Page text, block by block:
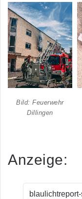
Bild: Feuerwehr
Dillingen
Anzeige: